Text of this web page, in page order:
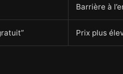
Barrière à
Prix plus